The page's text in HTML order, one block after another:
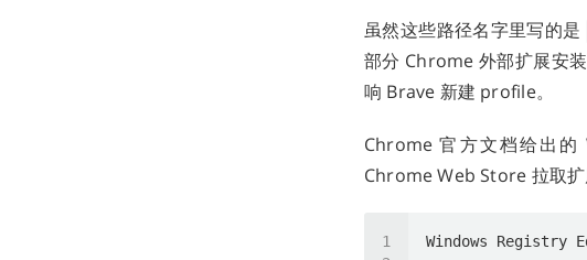
虽然这些路径名字里写的是
部分 Chrome 外部扩展安
响 Brave 新建 profile。
Chrome 官方文档给出
Chrome Web Store 拉取扩